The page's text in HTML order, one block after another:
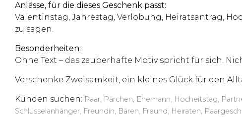
Anlässe, für die dieses Geschenk passt:
Valentinstag, Jahrestag, Verlobung, Heiratsantrag,
zu sagen.
Besonderheiten:
Ohne Text – das zauberhafte Motiv spricht für sich.
Verschenke Zweisamkeit, ein kleines Glück für den
Kunden suchen: Paar, Pärchen, Ehemann, Hocheitstag,
Schlüsselanhänger, Freundin, Bären, Freund, Heiraten,